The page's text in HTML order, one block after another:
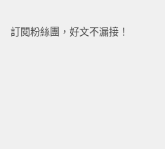
訂閱粉絲團，好文不漏接！